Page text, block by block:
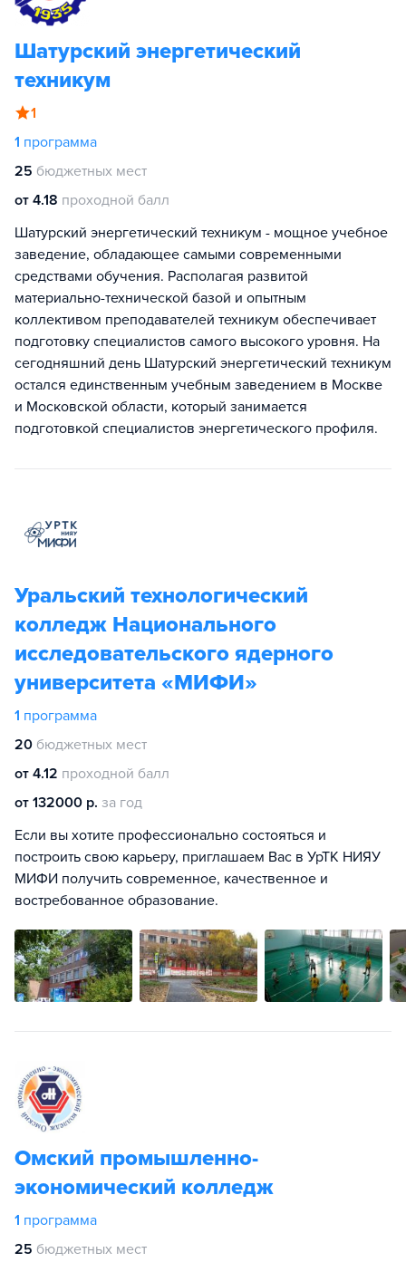
Шатурский энергетический
техникум
1
1 программа
25 бюджетных мест
от 4.18 проходной балл
Шатурский энергетический техникум - мощное учебное
заведение, обладающее самыми современными
средствами обучения. Располагая развитой
материально-технической базой и опытным
коллективом преподавателей техникум обеспечивает
подготовку специалистов самого высокого уровня. На
сегодняшний день Шатурский энергетический техникум
остался единственным учебным заведением в Москве
и Московской области, который занимается
подготовкой специалистов энергетического профиля.
Уральский технологический
колледж Национального
исследовательского ядерного
университета «МИФИ»
1 программа
20 бюджетных мест
от 4.12 проходной балл
от 132000 р. за год
Если вы хотите профессионально состояться и
построить свою карьеру, приглашаем Вас в УрТК НИЯУ
МИФИ получить современное, качественное и
востребованное образование.
Омский промышленно-
экономический колледж
1 программа
25 бюджетных мест